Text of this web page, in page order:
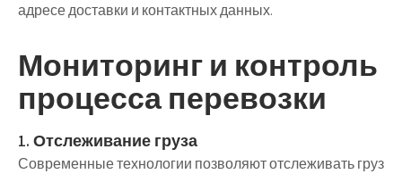
адресе доставки и контактных данных.
Мониторинг и контроль
процесса перевозки
1. Отслеживание груза
Современные технологии позволяют отслеживать груз